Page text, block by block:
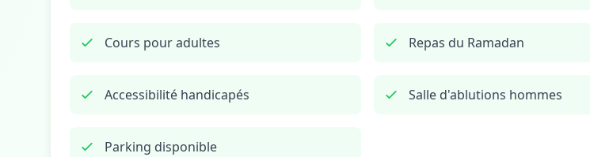
Cours pour adultes Repas du Ramadan
Accessibilité handicapés Salle d'ablutions hommes
Parking disponible